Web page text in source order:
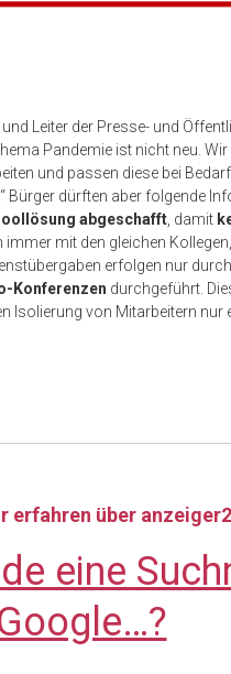
Leiter der Presse- und
Pandemie ist nicht neu.
und passen diese bei
Bürger dürften aber folgende
abgeschafft , damit
immer mit den gleichen
erfolgen nur
Konferenzen durchgeführt.
Isolierung von Mitarbeitern nur
erfahren über
eine